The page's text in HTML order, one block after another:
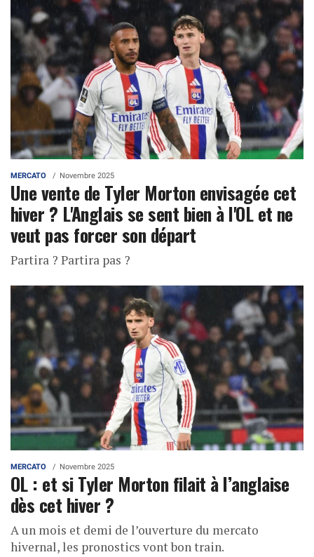
MERCATO Novembre 2025
Une vente de Tyler Morton envisagée cet
hiver ? L'Anglais se sent bien à l'OL et ne
veut pas forcer son départ
Partira ? Partira pas ?
MERCATO Novembre 2025
OL : et si Tyler Morton filait à l’anglaise
dès cet hiver ?
A un mois et demi de l’ouverture du mercato
hivernal, les pronostics vont bon train.